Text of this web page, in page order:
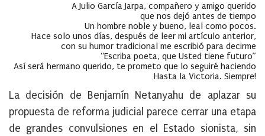
A Julio García Jarpa, compañero y amigo querido
que nos dejó antes de tiempo
Un hombre noble y bueno, leal como pocos.
Hace solo unos días, después de leer mi artículo anterior,
con su humor tradicional me escribió para decirme
“Escriba poeta, que Usted tiene futuro”
Así será hermano querido, te prometo que lo seguiré haciendo
Hasta la Victoria. Siempre!
La decisión de Benjamín Netanyahu de aplazar su
propuesta de reforma judicial parece cerrar una etapa
de grandes convulsiones en el Estado sionista, sin